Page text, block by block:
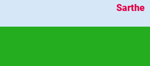
Sarthe